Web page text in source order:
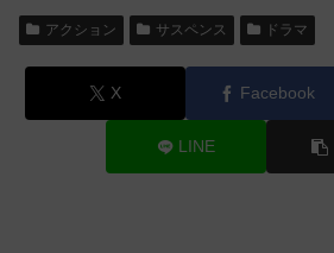
アクション サスペンス ドラマ
X Facebook
LINE